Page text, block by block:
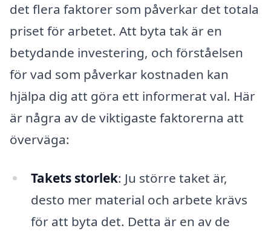
det flera faktorer som påverkar det totala
priset för arbetet. Att byta tak är en
betydande investering, och förståelsen
för vad som påverkar kostnaden kan
hjälpa dig att göra ett informerat val. Här
är några av de viktigaste faktorerna att
överväga:
Takets storlek: Ju större taket är,
desto mer material och arbete krävs
för att byta det. Detta är en av de